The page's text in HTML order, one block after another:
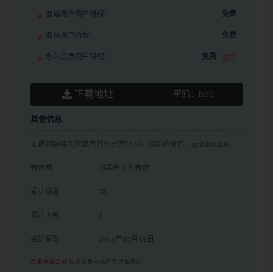
普通用户用户特权： 免费
会员用户特权： 免费
永久会员用户特权： 免费 推荐
下载地址 密码： isbb
其他信息
如遇到链接失效或者其他异常行为，请联系微信：qnit888888
有效期 购买后永久有效
累计销量 78
累计下载 3
最近更新 2025年11月11日
点击开通会员 免费享有本站所有课程资源